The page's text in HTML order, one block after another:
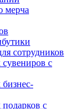
мерча
сотрудников
сувениров с
бизнес-
с